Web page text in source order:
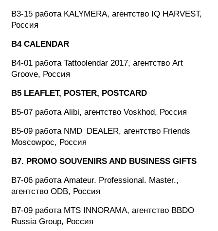
B3-15 работа KALYMERA, агентство IQ HARVEST,
Россия
B4 CALENDAR
B4-01 работа Tattoolendar 2017, агентство Art
Groove, Россия
B5 LEAFLET, POSTER, POSTCARD
B5-07 работа Alibi, агентство Voskhod, Россия
B5-09 работа NMD_DEALER, агентство Friends
Moscowрос, Россия
B7. PROMO SOUVENIRS AND BUSINESS GIFTS
B7-06 работа Amateur. Professional. Master.,
агентство ODB, Россия
B7-09 работа MTS INNORAMA, агентство BBDO
Russia Group, Россия